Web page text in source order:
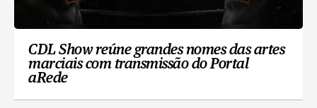
CDL Show reúne grandes nomes das artes
marciais com transmissão do Portal
aRede